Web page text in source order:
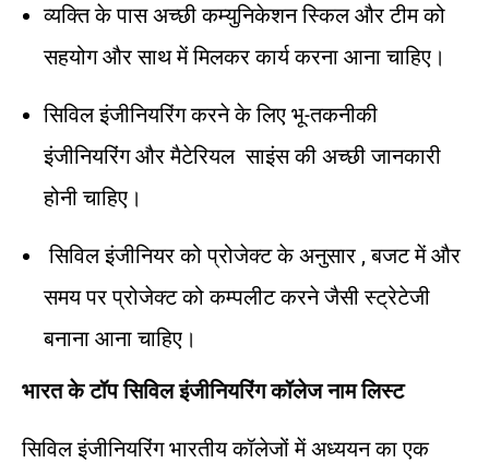
व्यक्ति के पास अच्छी कम्युनिकेशन स्किल और टीम को
सहयोग और साथ में मिलकर कार्य करना आना चाहिए।
सिविल इंजीनियरिंग करने के लिए भू-तकनीकी
इंजीनियरिंग और मैटेरियल साइंस की अच्छी जानकारी
होनी चाहिए।
सिविल इंजीनियर को प्रोजेक्ट के अनुसार , बजट में और
समय पर प्रोजेक्ट को कम्पलीट करने जैसी स्ट्रेटेजी
बनाना आना चाहिए।
भारत के टॉप सिविल इंजीनियरिंग कॉलेज नाम लिस्ट
सिविल इंजीनियरिंग भारतीय कॉलेजों में अध्ययन का एक